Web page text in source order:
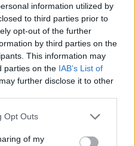
information utilized by
to third parties prior to
opt-out of the further
by third parties on the
This information may
parties on the IAB’s List of
further disclose it to other
uses one or more Google
behaviour. You may click to
Opt Outs
of my
Σχολιασμένα
της Μεσογείου: Το
στο καλώδιο Ελλάδας-